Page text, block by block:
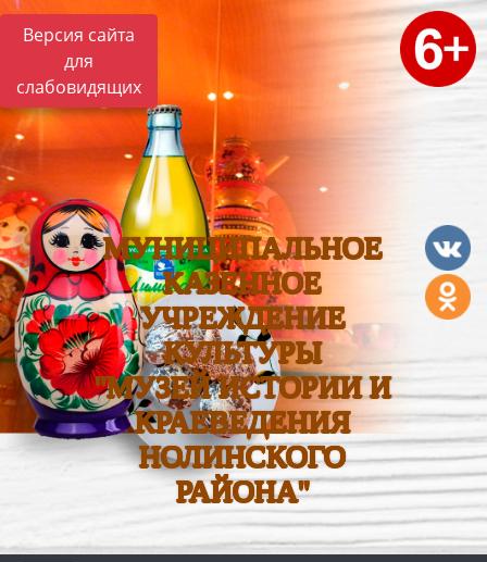
Версия сайта
для
слабовидящих
МУНИЦИПАЛЬНОЕ
КАЗЕННОЕ
УЧРЕЖДЕНИЕ
КУЛЬТУРЫ
"МУЗЕЙ ИСТОРИИ И
КРАЕВЕДЕНИЯ
НОЛИНСКОГО
РАЙОНА"